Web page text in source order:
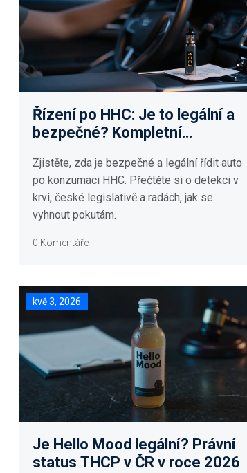
Řízení po HHC: Je to legální a
bezpečné? Kompletní
Zjistěte, zda je bezpečné a legální řídit auto
po konzumaci HHC. Přečtěte si o detekci v
krvi, české legislativě a radách, jak se
vyhnout pokutám.
0 Komentáře
kvě 3, 2026
Je Hello Mood legální? Právní
status THCP v ČR v roce 2026